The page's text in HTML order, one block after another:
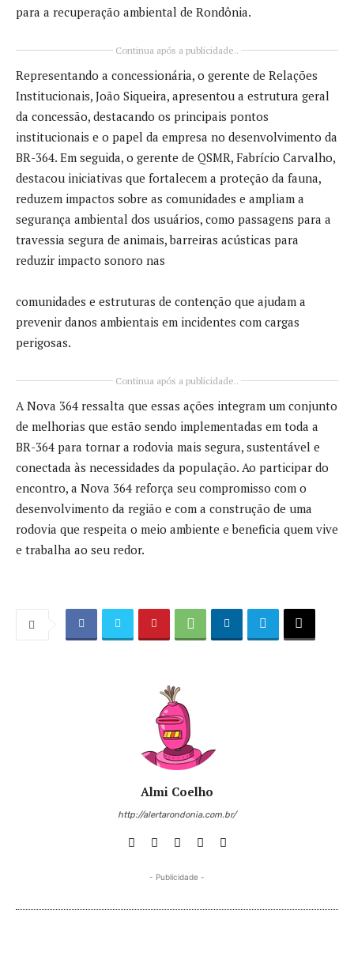
para a recuperação ambiental de Rondônia.
Continua após a publicidade..
Representando a concessionária, o gerente de Relações
Institucionais, João Siqueira, apresentou a estrutura geral
da concessão, destacando os principais pontos
institucionais e o papel da empresa no desenvolvimento da
BR-364. Em seguida, o gerente de QSMR, Fabrício Carvalho,
destacou iniciativas que fortalecem a proteção da fauna,
reduzem impactos sobre as comunidades e ampliam a
segurança ambiental dos usuários, como passagens para a
travessia segura de animais, barreiras acústicas para
reduzir impacto sonoro nas
comunidades e estruturas de contenção que ajudam a
prevenir danos ambientais em incidentes com cargas
perigosas.
Continua após a publicidade..
A Nova 364 ressalta que essas ações integram um conjunto
de melhorias que estão sendo implementadas em toda a
BR-364 para tornar a rodovia mais segura, sustentável e
conectada às necessidades da população. Ao participar do
encontro, a Nova 364 reforça seu compromisso com o
desenvolvimento da região e com a construção de uma
rodovia que respeita o meio ambiente e beneficia quem vive
e trabalha ao seu redor.
Almi Coelho
http://alertarondonia.com.br/
- Publicidade -